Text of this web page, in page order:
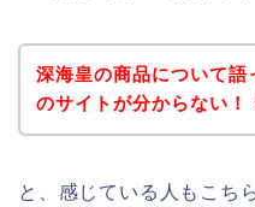
深海皇の商品について語
のサイトが分からない！
と、感じている人もこち